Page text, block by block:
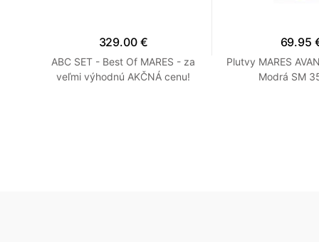
329.00 €
ABC SET - Best Of MARES - za
veľmi výhodnú AKČNÁ cenu!
69.95
Plutvy MARES
Modrá SM